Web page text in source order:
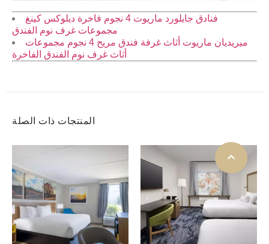
فنادق جايلورد ماريوت 4 نجوم فاخرة ديلوكس كينغ
ميريديان ماريوت أثاث غرفة فندق مريح 4 نجوم مجموعات
المنتجات ذات الصلة